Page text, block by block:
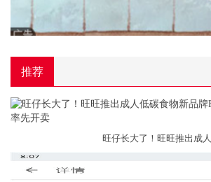
推荐
旺仔长大了！旺旺推出成人